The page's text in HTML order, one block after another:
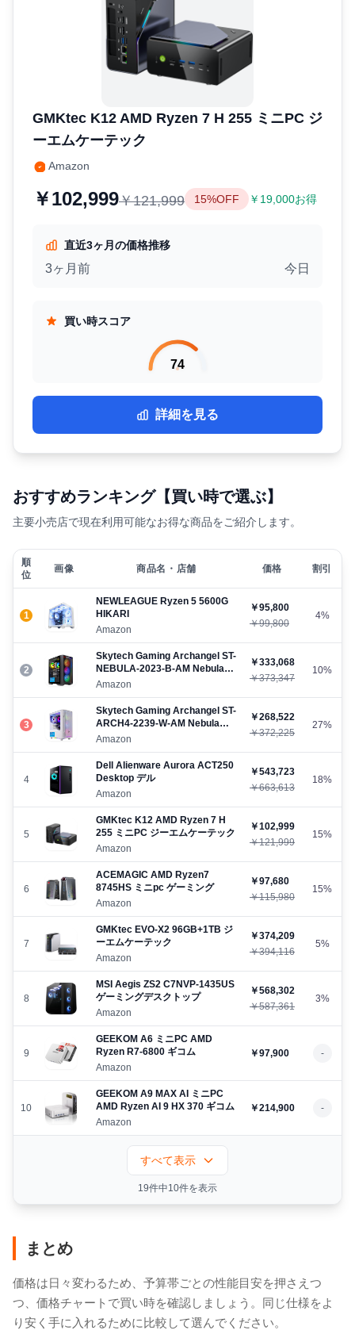
GMKtec K12 AMD Ryzen 7 H 255 ミニPC ジ
ーエムケーテック
Amazon
￥102,999￥121,999 15%OFF ￥19,000お得
直近3ヶ月の価格推移
3ヶ月前 今日
買い時スコア
74
詳細を見る
おすすめランキング【買い時で選ぶ】
主要小売店で現在利用可能なお得な商品をご紹介します。
順
位
画像 商品名・店舗 価格 割引
1
NEWLEAGUE ‎Ryzen 5 5600G
HIKARI
Amazon
￥95,800
￥99,800
4%
2
Skytech Gaming Archangel ‎ST-
NEBULA-2023-B-AM Nebula
14400F 5060 Black
Amazon
￥333,068
￥373,347
10%
3
Skytech Gaming Archangel ST-
ARCH4-2239-W-AM Nebula
14400F 5060
Amazon
￥268,522
￥372,225
27%
4
Dell ‎Alienware Aurora ACT250
Desktop デル
Amazon
￥543,723
￥663,613
18%
5
GMKtec K12 AMD Ryzen 7 H
255 ミニPC ジーエムケーテック
Amazon
￥102,999
￥121,999
15%
6
ACEMAGIC AMD Ryzen7
8745HS ミニpc ゲーミング
Amazon
￥97,680
￥115,980
15%
7
GMKtec EVO-X2 96GB+1TB ジ
ーエムケーテック
Amazon
￥374,209
￥394,116
5%
8
MSI Aegis ZS2 C7NVP-1435US
ゲーミングデスクトップ
Amazon
￥568,302
￥587,361
3%
9
GEEKOM A6 ミニPC AMD
Ryzen R7-6800 ギコム
Amazon
￥97,900 -
10
GEEKOM A9 MAX AI ミニPC
AMD Ryzen AI 9 HX 370 ギコム
Amazon
￥214,900 -
すべて表示
19件中10件を表示
まとめ
価格は日々変わるため、予算帯ごとの性能目安を押さえつ
つ、価格チャートで買い時を確認しましょう。同じ仕様をよ
り安く手に入れるために比較して選んでください。